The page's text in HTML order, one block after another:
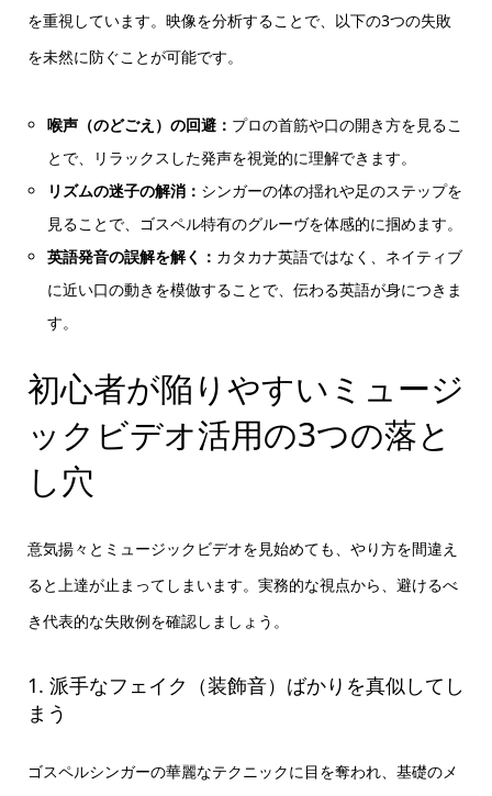
を重視しています。映像を分析することで、以下の3つの失敗
を未然に防ぐことが可能です。
喉声（のどごえ）の回避： プロの首筋や口の開き方を見るこ
とで、リラックスした発声を視覚的に理解できます。
リズムの迷子の解消： シンガーの体の揺れや足のステップを
見ることで、ゴスペル特有のグルーヴを体感的に掴めます。
英語発音の誤解を解く： カタカナ英語ではなく、ネイティブ
に近い口の動きを模倣することで、伝わる英語が身につきま
す。
初心者が陥りやすいミュージ
ックビデオ活用の3つの落と
し穴
意気揚々とミュージックビデオを見始めても、やり方を間違え
ると上達が止まってしまいます。実務的な視点から、避けるべ
き代表的な失敗例を確認しましょう。
1. 派手なフェイク（装飾音）ばかりを真似してし
まう
ゴスペルシンガーの華麗なテクニックに目を奪われ、基礎のメ